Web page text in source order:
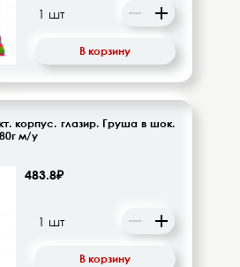
В корзину
корпус. глазир. Груша в шок.
м/у
483.8₽
В корзину